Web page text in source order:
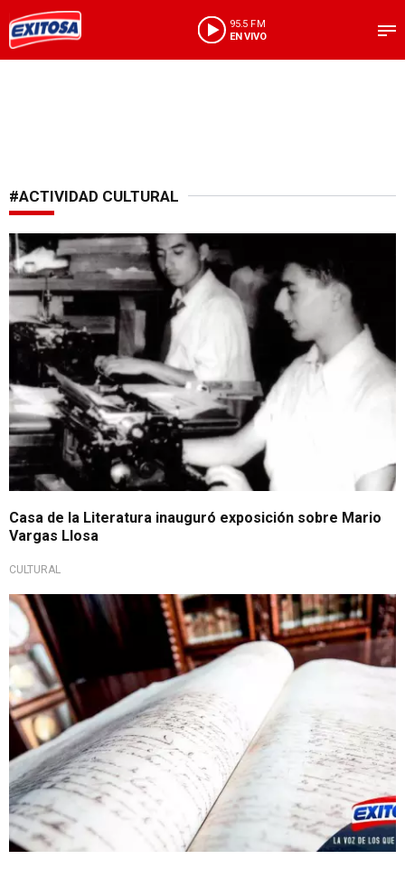
95.5 FM
EN VIVO
#ACTIVIDAD CULTURAL
Ingreso libre
Casa de la Literatura inauguró exposición sobre Mario
Vargas Llosa
CULTURAL